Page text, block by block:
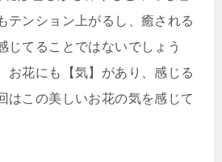
ンション上がるし、癒される
てることではないでしょう
お花にも【気】があり、感じる
はこの美しいお花の気を感じて